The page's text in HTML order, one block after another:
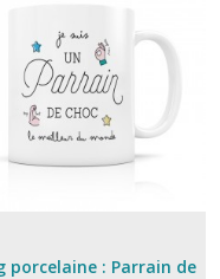
porcelaine : Parrain de